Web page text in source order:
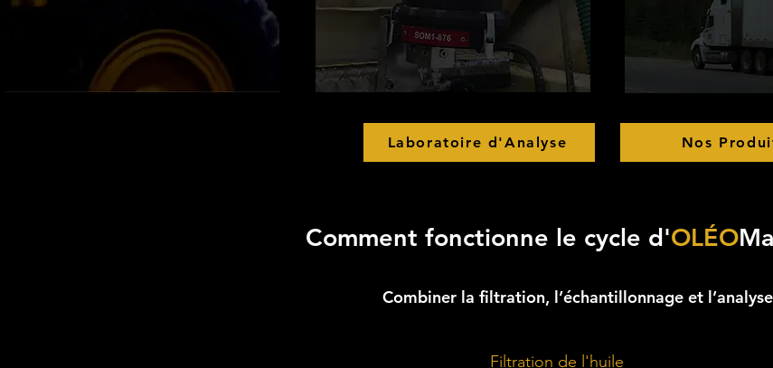
Laboratoire d'Analyse Nos
Comment fonctionne le cycle d'OLÉO
Combiner la filtration, l’échantillonnage et
Filtration de l'huile